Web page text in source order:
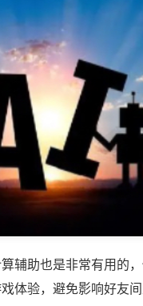
辅助也是非常有用的
体验，避免影响好友间